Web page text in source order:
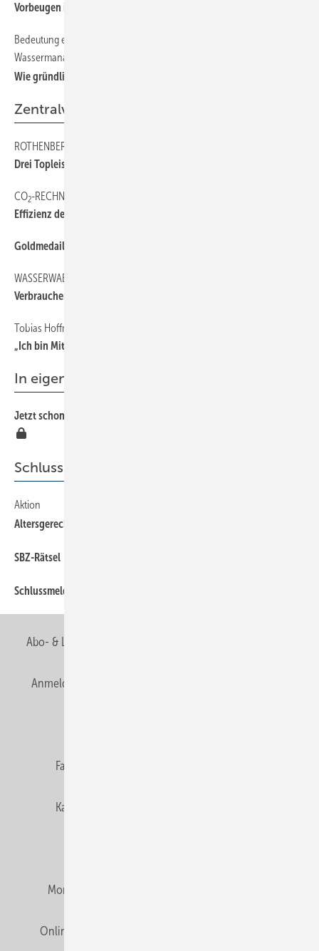
Vorbeugen ist besser als desinfizieren
Bedeutung elektronischer Sanitärarmaturen und
Wassermanagementsysteme
Wie gründlich können Hygienespülungen sein ?
Zentralverband
ROTHENBERGER MEISTERPREIS
Drei Topleistungen überzeugten
CO2-RECHNER
Effizienz der Heizung ermitteln
Goldmedaille für Simon Dorndorf
WASSERWAERMELUFT.DE
Verbraucherseite in neuem Design
Tobias Hoffmann
„Ich bin Mitglied der Berufsorganisation, weil …
In eigener Sache
Jetzt schon vor der IFH erfahren, was nächstes Jahr wichtig wird
Schlussseiten
Aktion
Altersgerechtes Wohnen
SBZ-Rätsel
Schlussmeldung
Abo- & Leserservice
Anmelden
Fachbeiträge
Karriere bei Gentner
Montagezeiten Heizung
Online Mediadaten